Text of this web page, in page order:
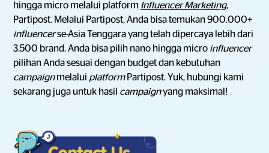
hingga micro melalui platform Influencer Marketing,
Partipost. Melalui Partipost, Anda bisa temukan 900.000+
influencerse-Asia Tenggara yang telah dipercaya lebih dari
3.500 brand. Anda bisa pilih nano hingga micro influencer
pilihan Anda sesuai dengan budget dan kebutuhan
campaignmelalui platform Partipost. Yuk, hubungi kami
sekarang juga untuk hasil campaignyang maksimal!